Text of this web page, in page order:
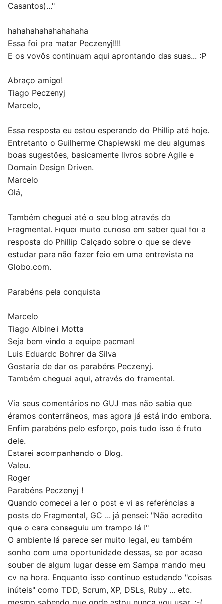
Casantos)..."
hahahahahahahahaha
Essa foi pra matar Peczenyj!!!!
E os vovôs continuam aqui aprontando das suas... :P
Abraço amigo!
Tiago Peczenyj
Marcelo,
Essa resposta eu estou esperando do Phillip até hoje.
Entretanto o Guilherme Chapiewski me deu algumas
boas sugestões, basicamente livros sobre Agile e
Domain Design Driven.
Marcelo
Olá,
Também cheguei até o seu blog através do
Fragmental. Fiquei muito curioso em saber qual foi a
resposta do Phillip Calçado sobre o que se deve
estudar para não fazer feio em uma entrevista na
Globo.com.
Parabéns pela conquista
Marcelo
Tiago Albineli Motta
Seja bem vindo a equipe pacman!
Luis Eduardo Bohrer da Silva
Gostaria de dar os parabéns Peczenyj.
Também cheguei aqui, através do framental.
Via seus comentários no GUJ mas não sabia que
éramos conterrâneos, mas agora já está indo embora.
Enfim parabéns pelo esforço, pois tudo isso é fruto
dele.
Estarei acompanhando o Blog.
Valeu.
Roger
Parabéns Peczenyj !
Quando comecei a ler o post e vi as referências a
posts do Fragmental, GC ... já pensei: "Não acredito
que o cara conseguiu um trampo lá !"
O ambiente lá parece ser muito legal, eu também
sonho com uma oportunidade dessas, se por acaso
souber de algum lugar desse em Sampa mando meu
cv na hora. Enquanto isso continuo estudando "coisas
inúteis" como TDD, Scrum, XP, DSLs, Ruby ... etc.
mesmo sabendo que onde estou nunca vou usar. :-(